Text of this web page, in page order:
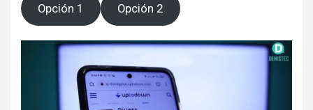
Opción 1 Opción 2